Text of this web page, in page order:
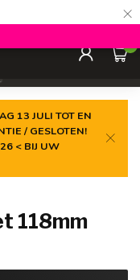
×
0
13 JULI TOT EN
/ GESLOTEN!
< BIJ UW
118mm